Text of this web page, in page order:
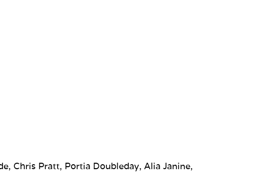
Chris Pratt, Portia Doubleday, Alia Janine,